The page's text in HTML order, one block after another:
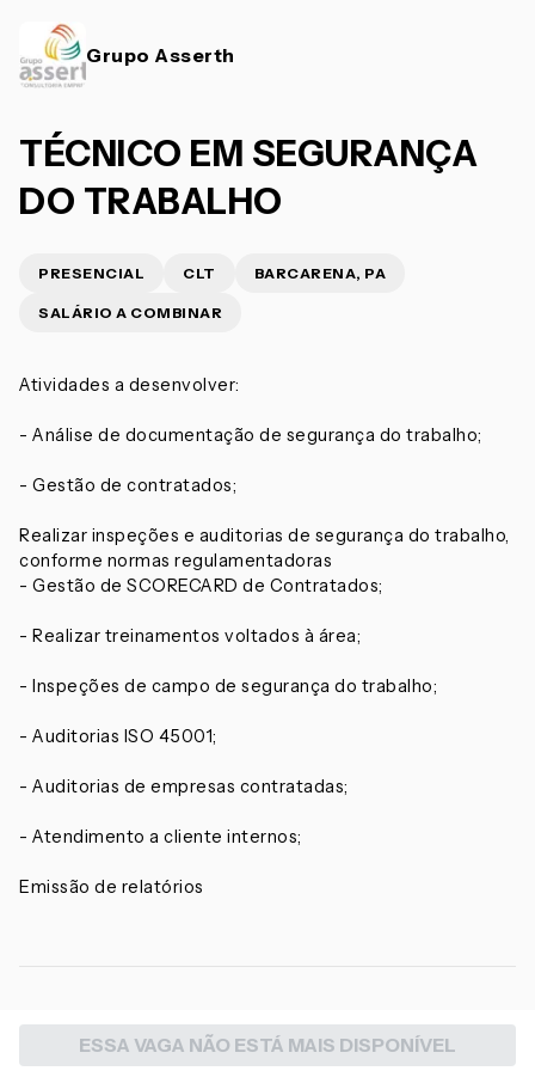
Grupo Asserth
TÉCNICO EM SEGURANÇA
DO TRABALHO
PRESENCIAL CLT BARCARENA, PA
SALÁRIO A COMBINAR
Atividades a desenvolver:
- Análise de documentação de segurança do trabalho;
- Gestão de contratados;
Realizar inspeções e auditorias de segurança do trabalho,
conforme normas regulamentadoras
- Gestão de SCORECARD de Contratados;
- Realizar treinamentos voltados à área;
- Inspeções de campo de segurança do trabalho;
- Auditorias ISO 45001;
- Auditorias de empresas contratadas;
- Atendimento a cliente internos;
Emissão de relatórios
ESSA VAGA NÃO ESTÁ MAIS DISPONÍVEL